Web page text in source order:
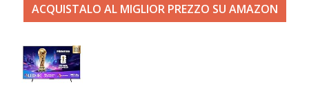
ACQUISTALO AL MIGLIOR PREZZO SU AMAZON